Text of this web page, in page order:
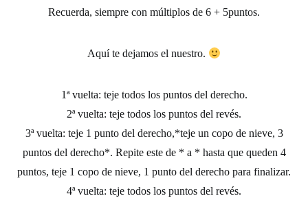
Recuerda, siempre con múltiplos de 6 + 5puntos.
Aquí te dejamos el nuestro.
1ª vuelta: teje todos los puntos del derecho.
2ª vuelta: teje todos los puntos del revés.
3ª vuelta: teje 1 punto del derecho,*teje un copo de nieve, 3
puntos del derecho*. Repite este de * a * hasta que queden 4
puntos, teje 1 copo de nieve, 1 punto del derecho para finalizar.
4ª vuelta: teje todos los puntos del revés.